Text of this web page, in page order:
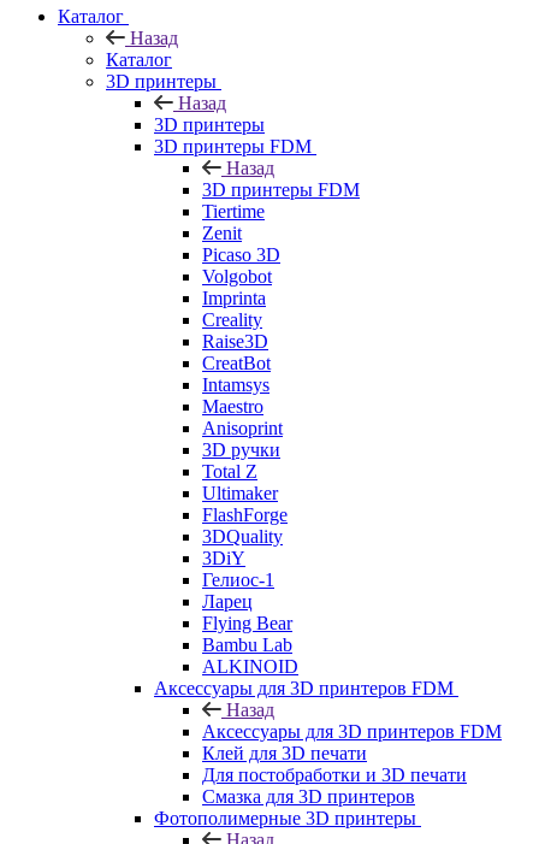
Каталог
Назад
Каталог
3D принтеры
Назад
3D принтеры
3D принтеры FDM
Назад
3D принтеры FDM
Tiertime
Zenit
Picaso 3D
Volgobot
Imprinta
Creality
Raise3D
CreatBot
Intamsys
Maestro
Anisoprint
3D ручки
Total Z
Ultimaker
FlashForge
3DQuality
3DiY
Гелиос-1
Ларец
Flying Bear
Bambu Lab
ALKINOID
Аксессуары для 3D принтеров FDM
Назад
Аксессуары для 3D принтеров FDM
Клей для 3D печати
Для постобработки и 3D печати
Смазка для 3D принтеров
Фотополимерные 3D принтеры
Назад